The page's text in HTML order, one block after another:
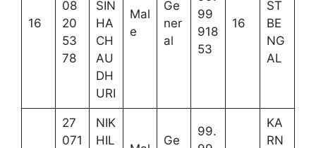
16
08
20
53
78
SIN
HA
CH
AU
DH
URI
Mal
e
Ge
ner
al
99
918
53
16
ST
BE
NG
AL
27
071
NIK
HIL
Ge
99.
KA
RN